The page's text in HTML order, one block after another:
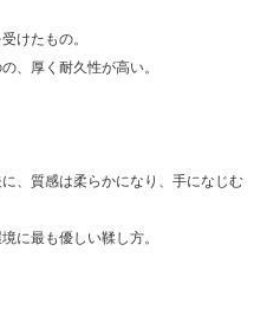
けたもの。
、厚く耐久性が高い。
、質感は柔らかになり、手になじむ
に最も優しい鞣し方。